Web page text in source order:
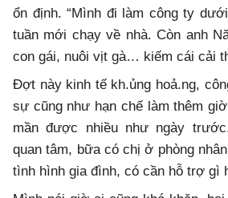
ổn định. “Mình đi làm công ty
tuần mới chạy về nhà. Còn anh
con gái, nuôi vịt gà… kiếm cái cải
Đợt này kinh tế kh.ủng hoả.ng,
sự cũng như hạn chế làm thêm
mần được nhiều như ngày
quan tâm, bữa có chị ở phòng
tình hình gia đình, có cần hỗ trợ gì